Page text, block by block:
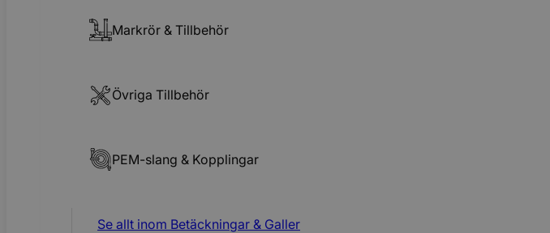
Markrör & Tillbehör
Övriga Tillbehör
PEM-slang & Kopplingar
Se allt inom Betäckningar & Galler